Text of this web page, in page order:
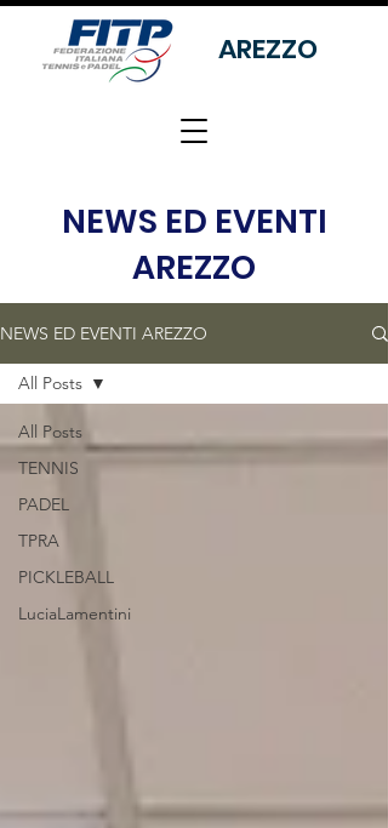
AREZZO
NEWS ED EVENTI
AREZZO
NEWS ED EVENTI AREZZO
All Posts
TENNIS
PADEL
TPRA
PICKLEBALL
LuciaLamentini
All Posts